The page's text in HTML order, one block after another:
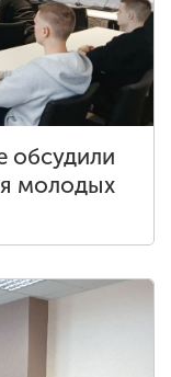
обсудили
молодых